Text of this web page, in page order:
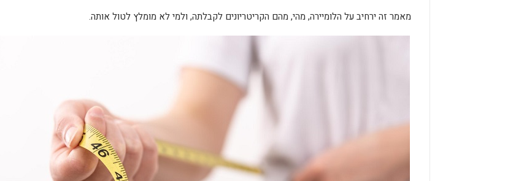
מאמר זה ירחיב על הלומיירה, מהי, מהם הקריטריונים לקבלתה, ולמי לא מומלץ לטול אותה.